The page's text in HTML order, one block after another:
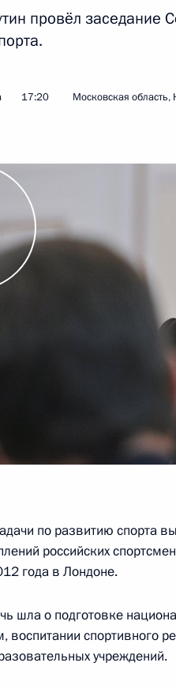
по развитию
15:00
спорта Виталием
16:05
по развитию
18:30
ФИФА Йозефом
года, 16:00
Платини
17:45
провёл заседание
17:20 Московская область,
по развитию спорта
российских
года в Лондоне.
шла о подготовке
воспитании спортивного
учреждений.